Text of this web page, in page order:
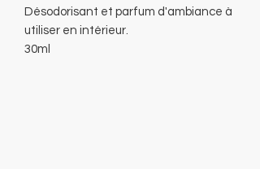
Désodorisant et parfum d'ambiance à
utiliser en intérieur.
30ml